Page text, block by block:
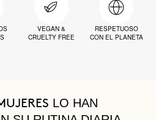
VEGAN &
CRUELTY FREE
RESPETUOSO
CON EL PLANETA
LO HAN